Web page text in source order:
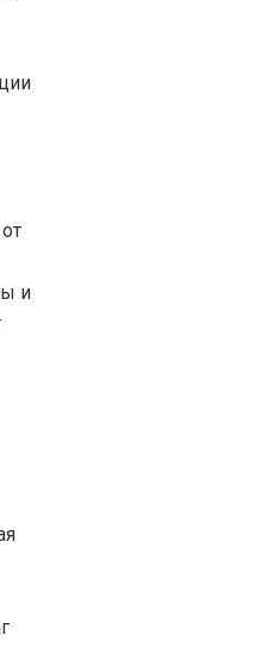
и